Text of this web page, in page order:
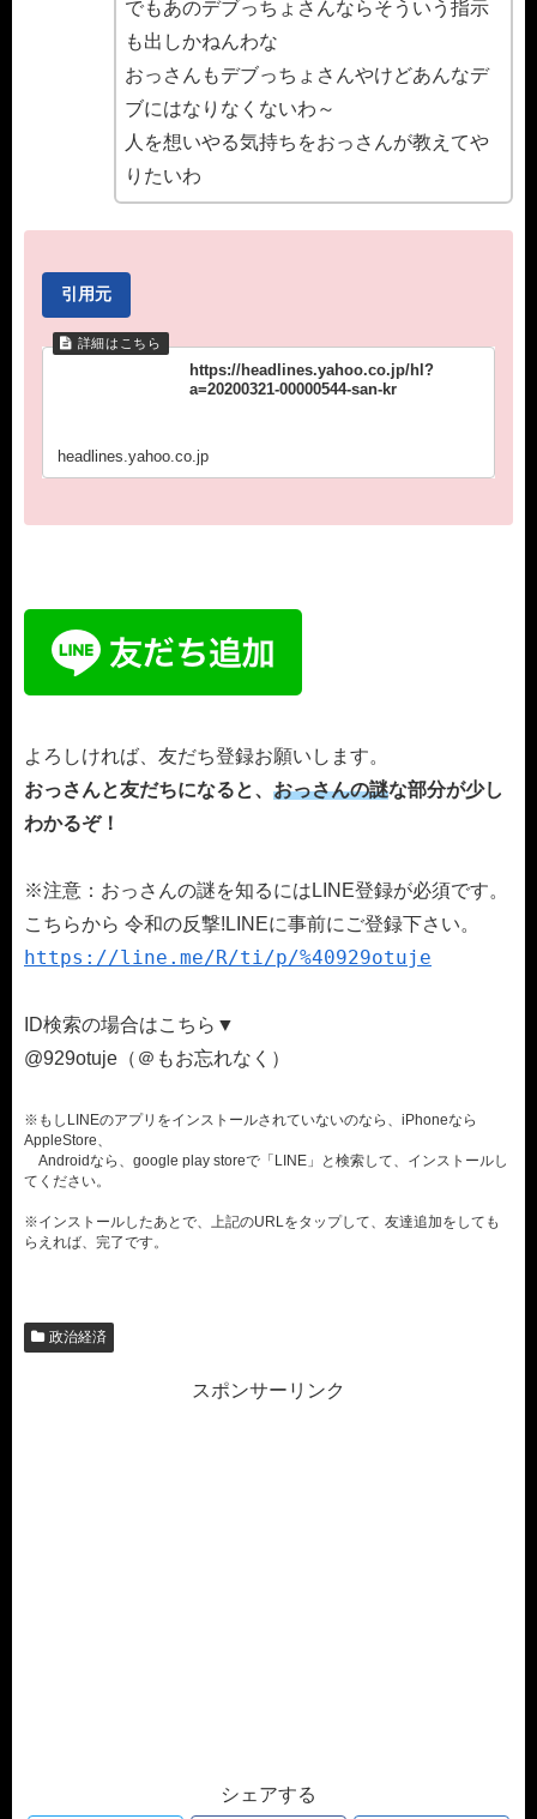
でもあのデブっちょさんならそういう指示
も出しかねんわな
おっさんもデブっちょさんやけどあんなデ
ブにはなりなくないわ～
人を想いやる気持ちをおっさんが教えてや
りたいわ
引用元
https://headlines.yahoo.co.jp/hl?
a=20200321-00000544-san-kr
headlines.yahoo.co.jp
よろしければ、友だち登録お願いします。
おっさんと友だちになると、 おっさんの謎な部分が少し
わかるぞ！
※注意：おっさんの謎を知るにはLINE登録が必須です。
こちらから 令和の反撃!LINEに事前にご登録下さい。
https://line.me/R/ti/p/%40929otuje
ID検索の場合はこちら▼
@929otuje（＠もお忘れなく）
※もしLINEのアプリをインストールされていないのなら、iPhoneなら
AppleStore、
Androidなら、google play storeで「LINE」と検索して、インストールし
てください。
※インストールしたあとで、上記のURLをタップして、友達追加をしても
らえれば、完了です。
政治経済
スポンサーリンク
シェアする